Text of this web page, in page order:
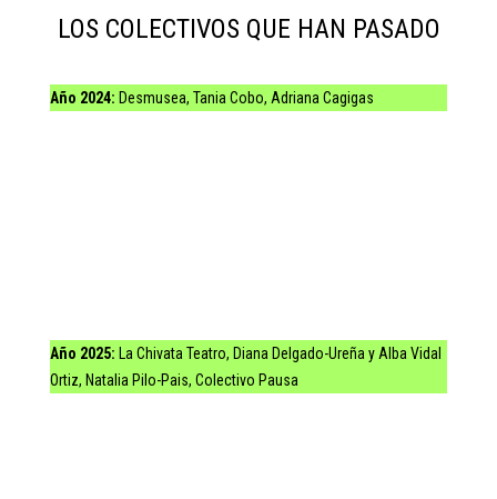
LOS COLECTIVOS QUE HAN PASADO
Año 2024: Desmusea, Tania Cobo, Adriana Cagigas
Año 2025: La Chivata Teatro, Diana Delgado-Ureña y Alba Vidal
Ortiz, Natalia Pilo-Pais, Colectivo Pausa